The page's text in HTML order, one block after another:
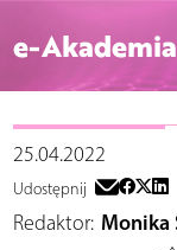
e-
25.04.2022
Udostępnij
Redaktor: Monika